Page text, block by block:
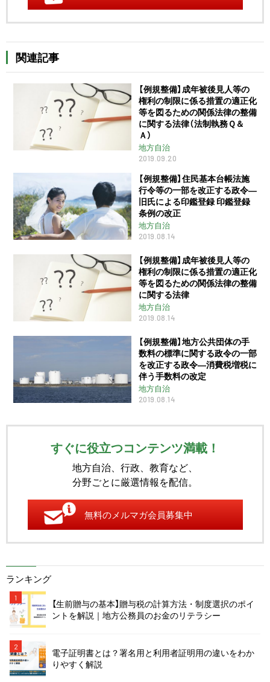
関連記事
【例規整備】成年被後見人等の
権利の制限に係る措置の適正化
等を図るための関係法律の整備
に関する法律（法制執務Ｑ＆
Ａ）
地方自治
2019.09.20
【例規整備】住民基本台帳法施
行令等の一部を改正する政令―
旧氏による印鑑登録 印鑑登録
条例の改正
地方自治
2019.08.14
【例規整備】成年被後見人等の
権利の制限に係る措置の適正化
等を図るための関係法律の整備
に関する法律
地方自治
2019.08.14
【例規整備】地方公共団体の手
数料の標準に関する政令の一部
を改正する政令―消費税増税に
伴う手数料の改定
地方自治
2019.08.14
すぐに役立つコンテンツ満載！
地方自治、行政、教育など、
分野ごとに厳選情報を配信。
無料のメルマガ会員募集中
ランキング
1
【生前贈与の基本】贈与税の計算方法・制度選択のポイ
ントを解説｜地方公務員のお金のリテラシー
2
電子証明書とは？署名用と利用者証明用の違いをわか
りやすく解説